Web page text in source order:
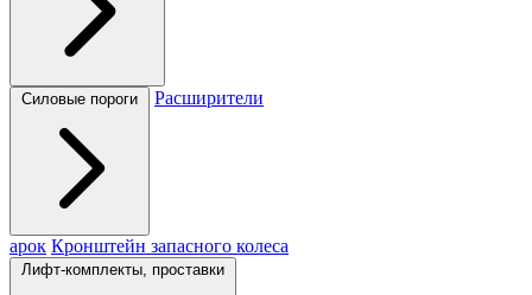
Силовые пороги Расширители
арок Кронштейн запасного колеса
Лифт-комплекты, проставки